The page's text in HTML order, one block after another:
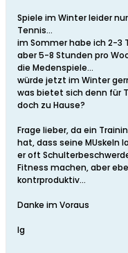
Spiele im Winter leider
Tennis...
im Sommer habe ich 2-3
aber 5-8 Stunden pro
die Medenspiele...
würde jetzt im Winter
was bietet sich denn für
doch zu Hause?
Frage lieber, da ein
hat, dass seine MUskeln
er oft
Fitness machen, aber
kontrproduktiv...
Danke im Voraus
lg